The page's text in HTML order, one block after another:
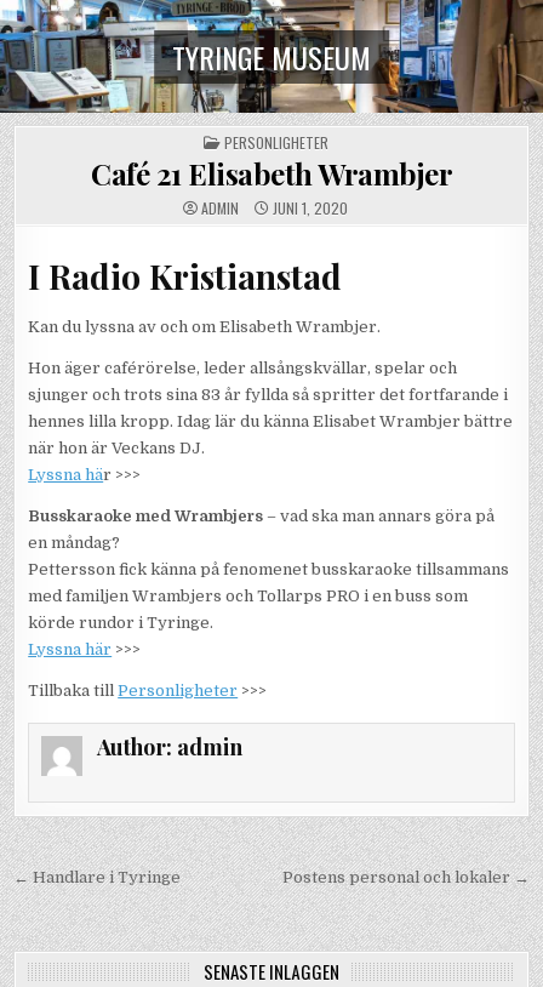
Skip
to
content
TYRINGE MUSEUM
POSTED
IN
PERSONLIGHETER
Café 21 Elisabeth Wrambjer
ADMIN JUNI 1, 2020
I Radio Kristianstad
Kan du lyssna av och om Elisabeth Wrambjer.
Hon äger caférörelse, leder allsångskvällar, spelar och
sjunger och trots sina 83 år fyllda så spritter det fortfarande i
hennes lilla kropp. Idag lär du känna Elisabet Wrambjer bättre
när hon är Veckans DJ.
Lyssna här >>>
Busskaraoke med Wrambjers – vad ska man annars göra på
en måndag?
Pettersson fick känna på fenomenet busskaraoke tillsammans
med familjen Wrambjers och Tollarps PRO i en buss som
körde rundor i Tyringe.
Lyssna här >>>
Tillbaka tillPersonligheter >>>
Author: admin
InläggsnavigeringPostens personal och lokaler →
← Handlare i Tyringe
SENASTE INLÄGGEN